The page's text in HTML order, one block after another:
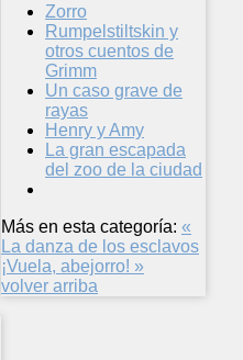
Zorro
Rumpelstiltskin y
otros cuentos de
Grimm
Un caso grave de
rayas
Henry y Amy
La gran escapada
del zoo de la ciudad
Más en esta categoría: «
La danza de los esclavos
¡Vuela, abejorro! »
volver arriba